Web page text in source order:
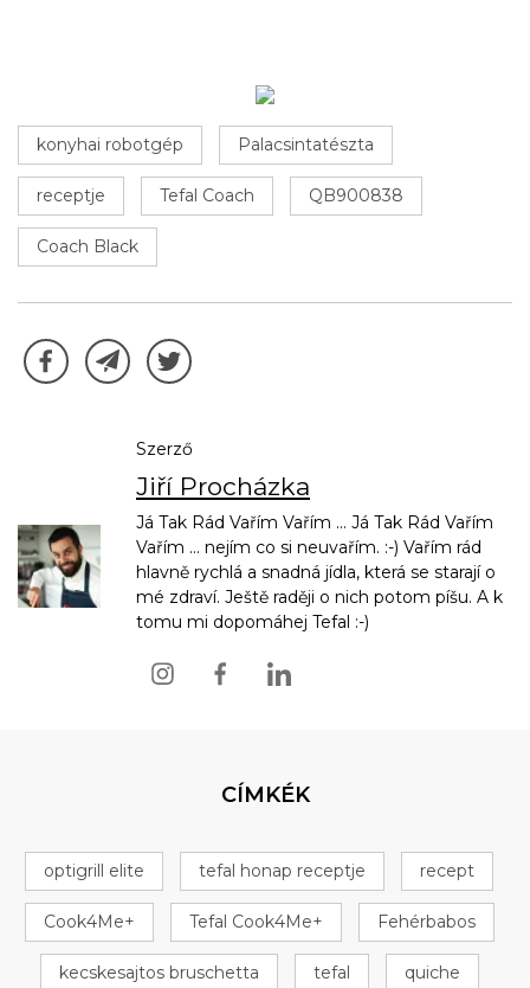
konyhai robotgép Palacsintatészta
receptje Tefal Coach QB900838
Coach Black
Szerző
Jiří Procházka
Já Tak Rád Vařím Vařím ... Já Tak Rád Vařím
Vařím ... nejím co si neuvařím. :-) Vařím rád
hlavně rychlá a snadná jídla, která se starají o
mé zdraví. Ještě raději o nich potom píšu. A k
tomu mi dopomáhej Tefal :-)
CÍMKÉK
optigrill elite tefal honap receptje recept
Cook4Me+ Tefal Cook4Me+ Fehérbabos
kecskesajtos bruschetta tefal quiche